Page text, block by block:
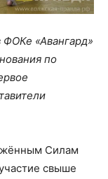
«Авангард»
по
Силам
свыше